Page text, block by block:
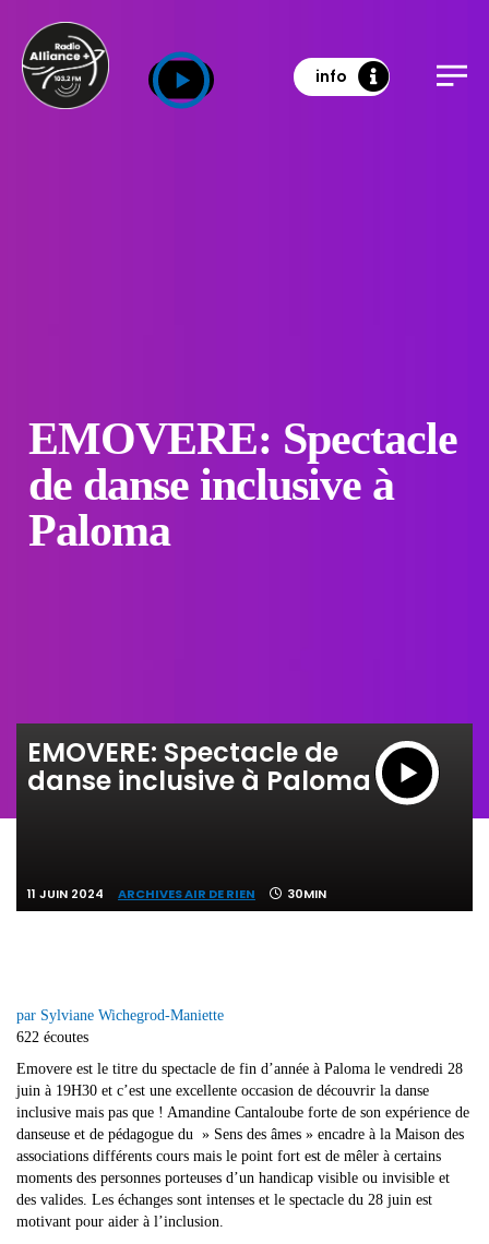
info
EMOVERE: Spectacle
de danse inclusive à
Paloma
EMOVERE: Spectacle de
danse inclusive à Paloma
11 JUIN 2024 ARCHIVES AIR DE RIEN 30MIN
par Sylviane Wichegrod-Maniette
622 écoutes
Emovere est le titre du spectacle de fin d’année à Paloma le vendredi 28
juin à 19H30 et c’est une excellente occasion de découvrir la danse
inclusive mais pas que ! Amandine Cantaloube forte de son expérience de
danseuse et de pédagogue du » Sens des âmes » encadre à la Maison des
associations différents cours mais le point fort est de mêler à certains
moments des personnes porteuses d’un handicap visible ou invisible et
des valides. Les échanges sont intenses et le spectacle du 28 juin est
motivant pour aider à l’inclusion.